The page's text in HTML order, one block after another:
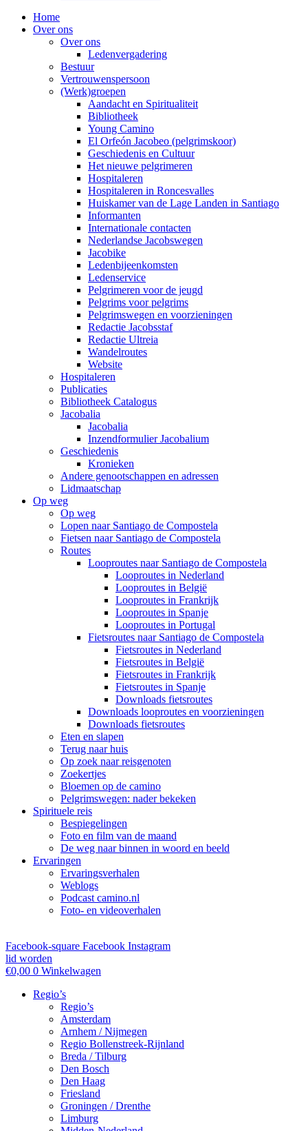
Home
Over ons
Over ons
Ledenvergadering
Bestuur
Vertrouwenspersoon
(Werk)groepen
Aandacht en Spiritualiteit
Bibliotheek
Young Camino
El Orfeón Jacobeo (pelgrimskoor)
Geschiedenis en Cultuur
Het nieuwe pelgrimeren
Hospitaleren
Hospitaleren in Roncesvalles
Huiskamer van de Lage Landen in Santiago
Informanten
Internationale contacten
Nederlandse Jacobswegen
Jacobike
Ledenbijeenkomsten
Ledenservice
Pelgrimeren voor de jeugd
Pelgrims voor pelgrims
Pelgrimswegen en voorzieningen
Redactie Jacobsstaf
Redactie Ultreia
Wandelroutes
Website
Hospitaleren
Publicaties
Bibliotheek Catalogus
Jacobalia
Jacobalia
Inzendformulier Jacobalium
Geschiedenis
Kronieken
Andere genootschappen en adressen
Lidmaatschap
Op weg
Op weg
Lopen naar Santiago de Compostela
Fietsen naar Santiago de Compostela
Routes
Looproutes naar Santiago de Compostela
Looproutes in Nederland
Looproutes in België
Looproutes in Frankrijk
Looproutes in Spanje
Looproutes in Portugal
Fietsroutes naar Santiago de Compostela
Fietsroutes in Nederland
Fietsroutes in België
Fietsroutes in Frankrijk
Fietsroutes in Spanje
Downloads fietsroutes
Downloads looproutes en voorzieningen
Downloads fietsroutes
Eten en slapen
Terug naar huis
Op zoek naar reisgenoten
Zoekertjes
Bloemen op de camino
Pelgrimswegen: nader bekeken
Spirituele reis
Bespiegelingen
Foto en film van de maand
De weg naar binnen in woord en beeld
Ervaringen
Ervaringsverhalen
Weblogs
Podcast camino.nl
Foto- en videoverhalen
Facebook-square Facebook Instagram
lid worden
€0,00 0 Winkelwagen
Regio’s
Regio’s
Amsterdam
Arnhem / Nijmegen
Regio Bollenstreek-Rijnland
Breda / Tilburg
Den Bosch
Den Haag
Friesland
Groningen / Drenthe
Limburg